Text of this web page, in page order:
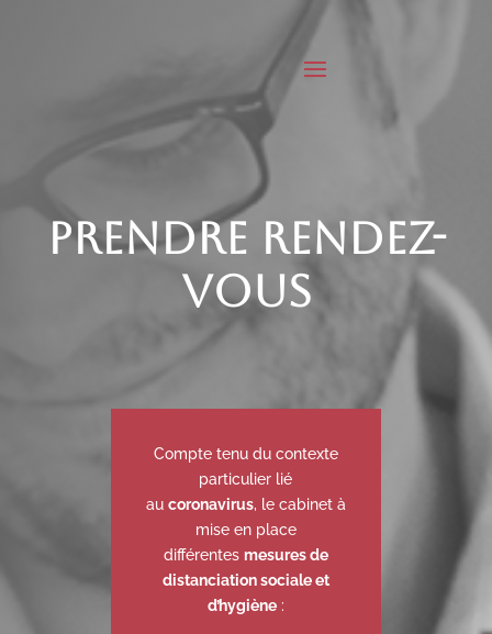
PRENDRE RENDEZ-
VOUS
Compte tenu du contexte
particulier lié
au coronavirus, le cabinet à
mise en place
différentes mesures de
distanciation sociale et
d’hygiène :